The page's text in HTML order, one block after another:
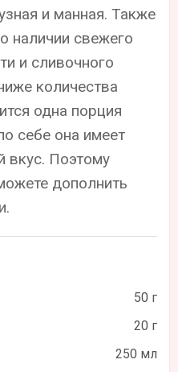
и манная. Также
наличии свежего
и сливочного
количества
одна порция
себе она имеет
вкус. Поэтому
дополнить
50 г
20 г
250 мл